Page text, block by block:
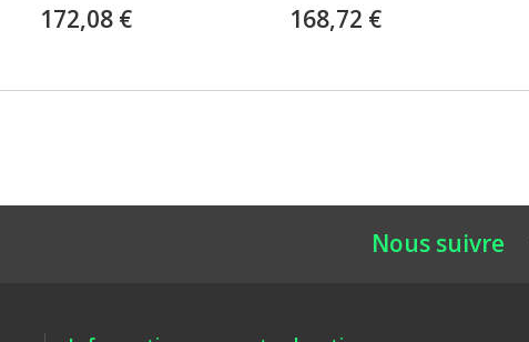
172,08 € 168,72 €
Nous suivre